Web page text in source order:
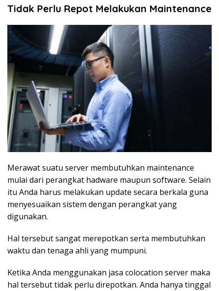
Tidak Perlu Repot Melakukan Maintenance
Merawat suatu server membutuhkan maintenance
mulai dari perangkat hadware maupun software. Selain
itu Anda harus melakukan update secara berkala guna
menyesuaikan sistem dengan perangkat yang
digunakan.
Hal tersebut sangat merepotkan serta membutuhkan
waktu dan tenaga ahli yang mumpuni.
Ketika Anda menggunakan jasa colocation server maka
hal tersebut tidak perlu direpotkan. Anda hanya tinggal